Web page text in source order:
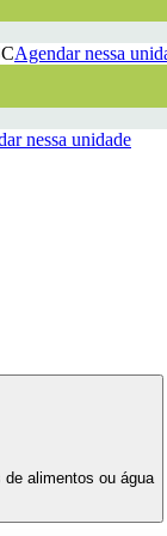
Agendar nessa
nessa unidade
alimentos ou água